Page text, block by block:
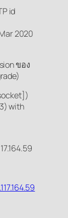
id
2020
ของ
with